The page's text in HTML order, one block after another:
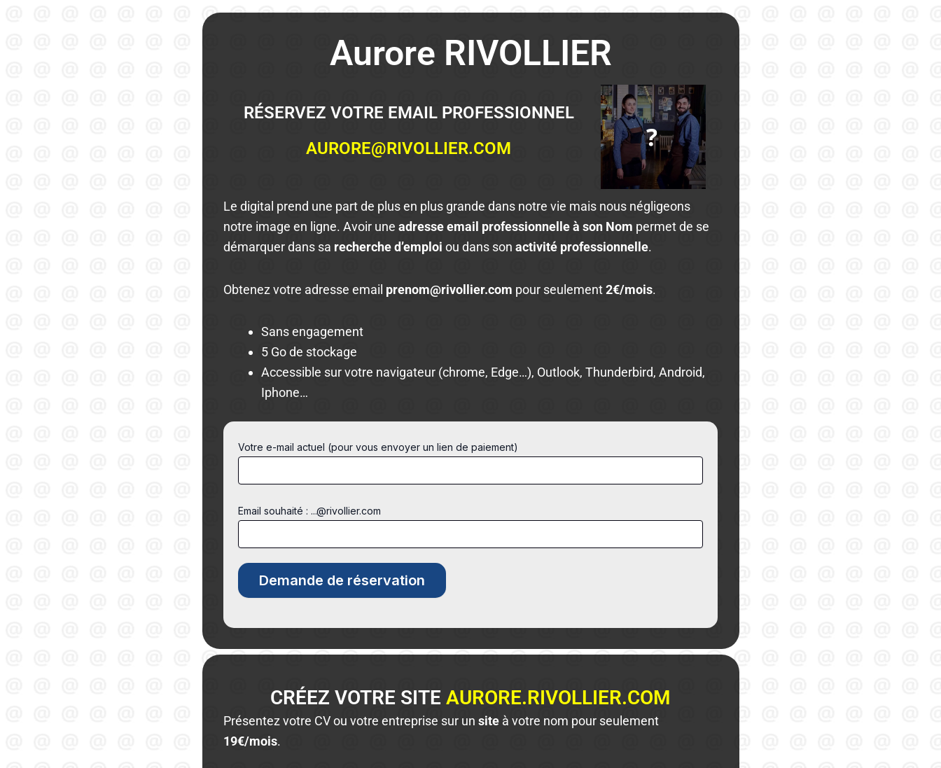
Aurore RIVOLLIER
RÉSERVEZ VOTRE EMAIL PROFESSIONNEL
AURORE@RIVOLLIER.COM
Le digital prend une part de plus en plus grande dans notre vie mais nous négligeons
notre image en ligne. Avoir uneadresse email professionnelle à son Nom permet de se
démarquer dans sa recherche d’emploi ou dans sonactivité professionnelle.
Obtenez votre adresse email prenom@rivollier.com pour seulement2€/mois.
Sans engagement
5 Go de stockage
Accessible sur votre navigateur (chrome, Edge…), Outlook, Thunderbird, Android,
Iphone…
Votre e-mail actuel (pour vous envoyer un lien de paiement)
Email souhaité : ...@rivollier.com
CRÉEZ VOTRE SITE AURORE.RIVOLLIER.COM
Présentez votre CV ou votre entreprise sur unsite à votre nom pour seulement
19€/mois.